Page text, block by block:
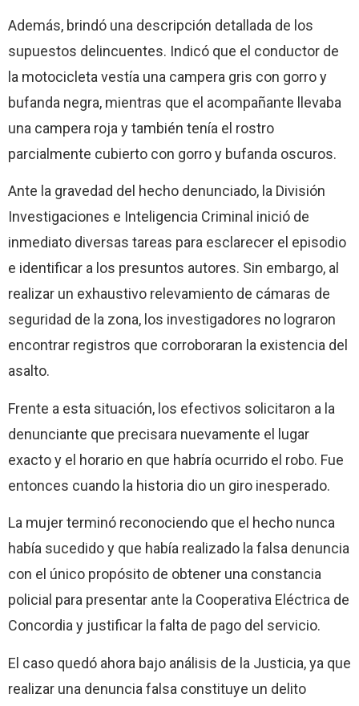
Además, brindó una descripción detallada de los
supuestos delincuentes. Indicó que el conductor de
la motocicleta vestía una campera gris con gorro y
bufanda negra, mientras que el acompañante llevaba
una campera roja y también tenía el rostro
parcialmente cubierto con gorro y bufanda oscuros.
Ante la gravedad del hecho denunciado, la División
Investigaciones e Inteligencia Criminal inició de
inmediato diversas tareas para esclarecer el episodio
e identificar a los presuntos autores. Sin embargo, al
realizar un exhaustivo relevamiento de cámaras de
seguridad de la zona, los investigadores no lograron
encontrar registros que corroboraran la existencia del
asalto.
Frente a esta situación, los efectivos solicitaron a la
denunciante que precisara nuevamente el lugar
exacto y el horario en que habría ocurrido el robo. Fue
entonces cuando la historia dio un giro inesperado.
La mujer terminó reconociendo que el hecho nunca
había sucedido y que había realizado la falsa denuncia
con el único propósito de obtener una constancia
policial para presentar ante la Cooperativa Eléctrica de
Concordia y justificar la falta de pago del servicio.
El caso quedó ahora bajo análisis de la Justicia, ya que
realizar una denuncia falsa constituye un delito